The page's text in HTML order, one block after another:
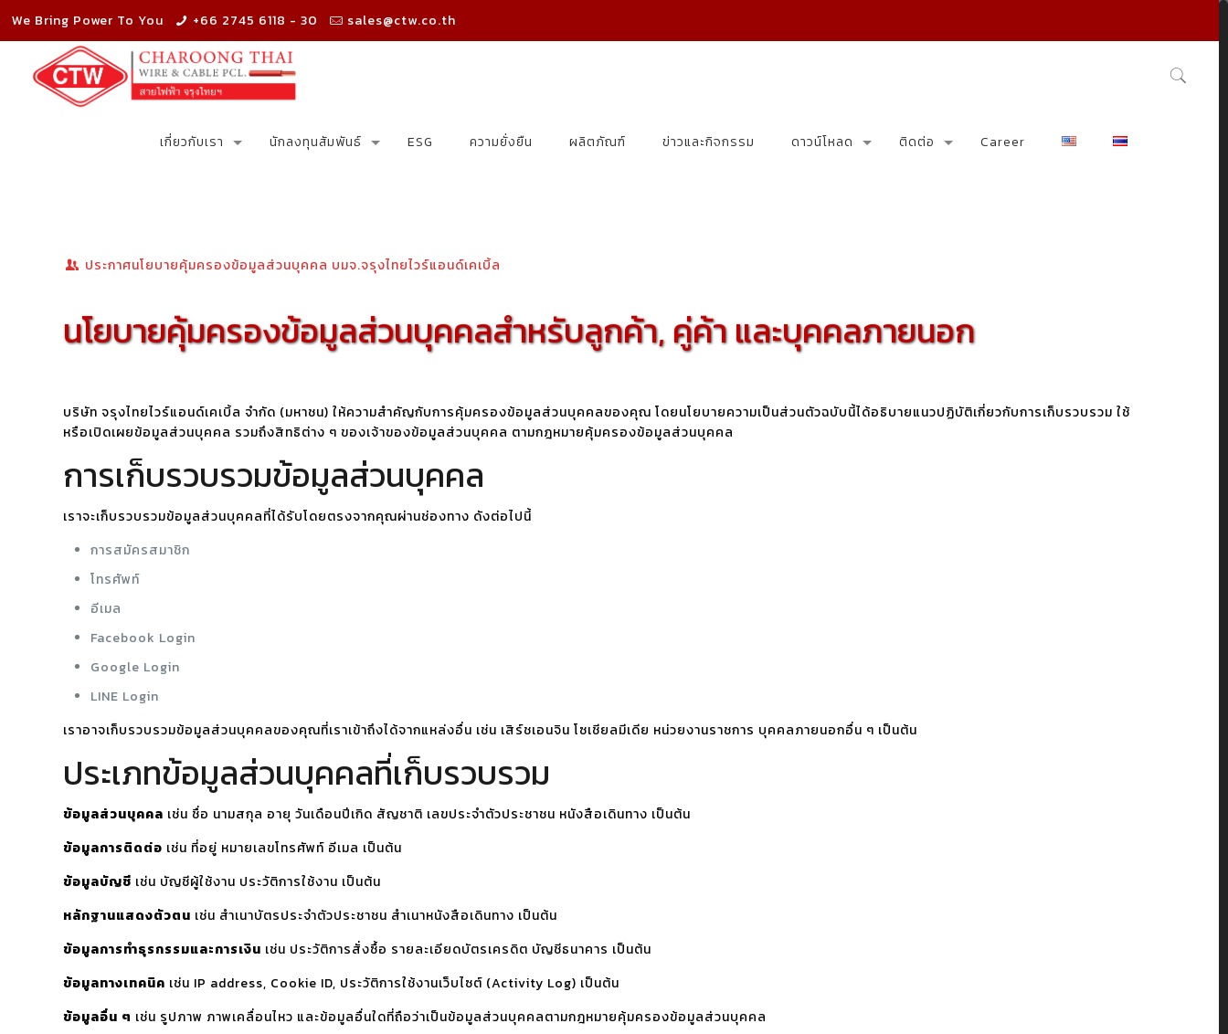
We Bring Power To You +66 2745 6118 - 30 sales@ctw.co.th
เกี่ยวกับเรา นักลงทุนสัมพันธ์ ESG ความยั่งยืน ผลิตภัณฑ์ ข่าวและกิจกรรม ดาวน์โหลด ติดต่อ Career
ประกาศนโยบายคุ้มครองข้อมูลส่วนบุคคล บมจ.จรุงไทยไวร์แอนด์เคเบิ้ล
นโยบายคุ้มครองข้อมูลส่วนบุคคลสำหรับลูกค้า, คู่ค้า และบุคคลภายนอก
บริษัท จรุงไทยไวร์แอนด์เคเบิ้ล จำกัด (มหาชน) ให้ความสำคัญกับการคุ้มครองข้อมูลส่วนบุคคลของคุณ โดยนโยบายความเป็นส่วนตัวฉบับนี้ได้อธิบายแนวปฏิบัติเกี่ยวกับการเก็บรวบรวม ใช้
หรือเปิดเผยข้อมูลส่วนบุคคล รวมถึงสิทธิต่าง ๆ ของเจ้าของข้อมูลส่วนบุคคล ตามกฎหมายคุ้มครองข้อมูลส่วนบุคคล
การเก็บรวบรวมข้อมูลส่วนบุคคล
เราจะเก็บรวบรวมข้อมูลส่วนบุคคลที่ได้รับโดยตรงจากคุณผ่านช่องทาง ดังต่อไปนี้
การสมัครสมาชิก
โทรศัพท์
อีเมล
Facebook Login
Google Login
LINE Login
เราอาจเก็บรวบรวมข้อมูลส่วนบุคคลของคุณที่เราเข้าถึงได้จากแหล่งอื่น เช่น เสิร์ชเอนจิน โซเชียลมีเดีย หน่วยงานราชการ บุคคลภายนอกอื่น ๆ เป็นต้น
ประเภทข้อมูลส่วนบุคคลที่เก็บรวบรวม
ข้อมูลส่วนบุคคล เช่น ชื่อ นามสกุล อายุ วันเดือนปีเกิด สัญชาติ เลขประจำตัวประชาชน หนังสือเดินทาง เป็นต้น
ข้อมูลการติดต่อ เช่น ที่อยู่ หมายเลขโทรศัพท์ อีเมล เป็นต้น
ข้อมูลบัญชี เช่น บัญชีผู้ใช้งาน ประวัติการใช้งาน เป็นต้น
หลักฐานแสดงตัวตน เช่น สำเนาบัตรประจำตัวประชาชน สำเนาหนังสือเดินทาง เป็นต้น
ข้อมูลการทำธุรกรรมและการเงิน เช่น ประวัติการสั่งซื้อ รายละเอียดบัตรเครดิต บัญชีธนาคาร เป็นต้น
ข้อมูลทางเทคนิค เช่น IP address, Cookie ID, ประวัติการใช้งานเว็บไซต์ (Activity Log) เป็นต้น
ข้อมูลอื่น ๆ เช่น รูปภาพ ภาพเคลื่อนไหว และข้อมูลอื่นใดที่ถือว่าเป็นข้อมูลส่วนบุคคลตามกฎหมายคุ้มครองข้อมูลส่วนบุคคล